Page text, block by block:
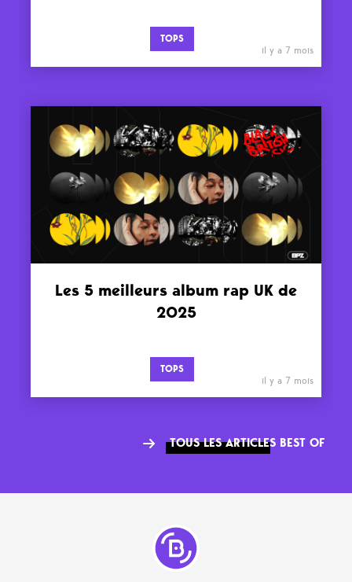
TOPS
il y a 7 mois
Les 5 meilleurs album rap UK de
2025
TOPS
il y a 7 mois
TOUS LES ARTICLES BEST OF